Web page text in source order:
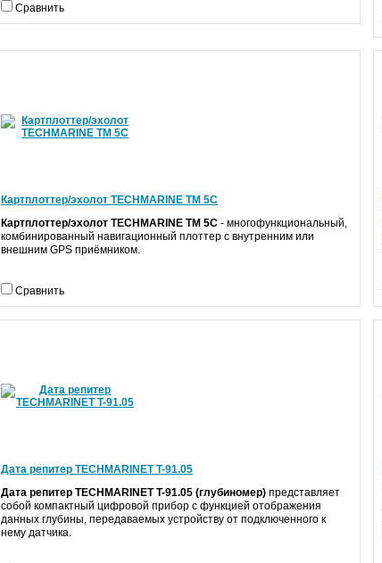
Сравнить
Картплоттер/эхолот TECHMARINE ТМ 5С
Картплоттер/эхолот TECHMARINE ТМ 5С - многофункциональный,
комбинированный навигационный плоттер с внутренним или
внешним GPS приёмником.
Сравнить
Дата репитер TECHMARINET T-91.05
Дата репитер TECHMARINET T-91.05 (глубиномер) представляет
собой компактный цифровой прибор с функцией отображения
данных глубины, передаваемых устройству от подключенного к
нему датчика.